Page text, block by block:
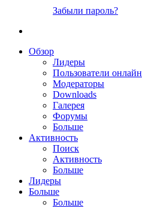
Забыли пароль?
Обзор
Лидеры
Пользователи онлайн
Модераторы
Downloads
Галерея
Форумы
Больше
Активность
Поиск
Активность
Больше
Лидеры
Больше
Больше